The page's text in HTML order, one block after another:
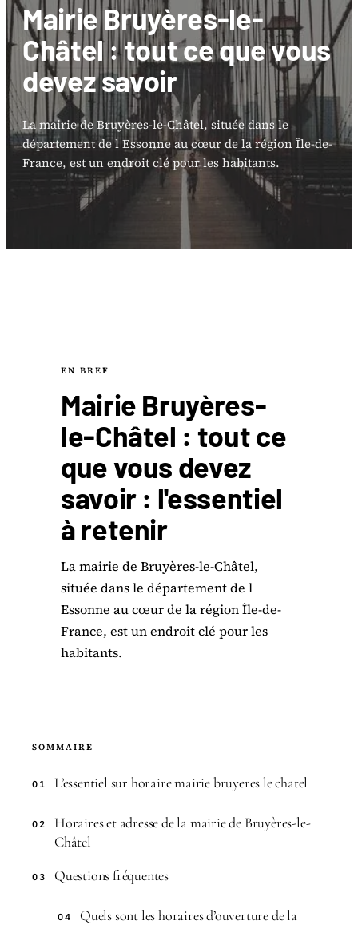
Mairie Bruyères-le-
Châtel : tout ce que vous
devez savoir
La mairie de Bruyères-le-Châtel, située dans le
département de l Essonne au cœur de la région Île-de-
France, est un endroit clé pour les habitants.
EN BREF
Mairie Bruyères-
le-Châtel : tout ce
que vous devez
savoir : l'essentiel
à retenir
La mairie de Bruyères-le-Châtel,
située dans le département de l
Essonne au cœur de la région Île-de-
France, est un endroit clé pour les
habitants.
SOMMAIRE
01 L’essentiel sur horaire mairie bruyeres le chatel
02
Horaires et adresse de la mairie de Bruyères-le-
Châtel
03 Questions fréquentes
04
Quels sont les horaires d’ouverture de la